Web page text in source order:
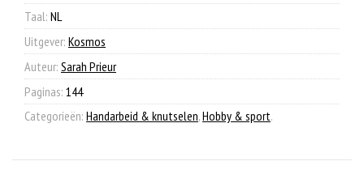
Taal: NL
Uitgever: Kosmos
Auteur: Sarah Prieur
Paginas: 144
Categorieën: Handarbeid & knutselen,Hobby & sport.